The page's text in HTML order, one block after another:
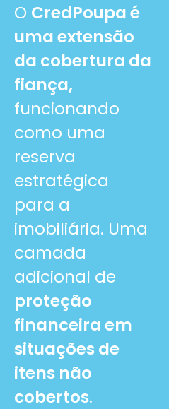
O CredPoupa é
uma extensão
da cobertura da
fiança,
funcionando
como uma
reserva
estratégica
para a
imobiliária. Uma
camada
adicional de
proteção
financeira em
situações de
itens não
cobertos.